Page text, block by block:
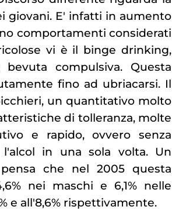
giovani. E' infatti in aumento
comportamenti considerati
vi è il binge drinking,
compulsiva. Questa
fino ad ubriacarsi. Il
un quantitativo molto
di tolleranza, molte
e rapido, ovvero senza
in una sola volta. Un
che nel 2005 questa
nei maschi e 6,1% nelle
e all'8,6% rispettivamente.